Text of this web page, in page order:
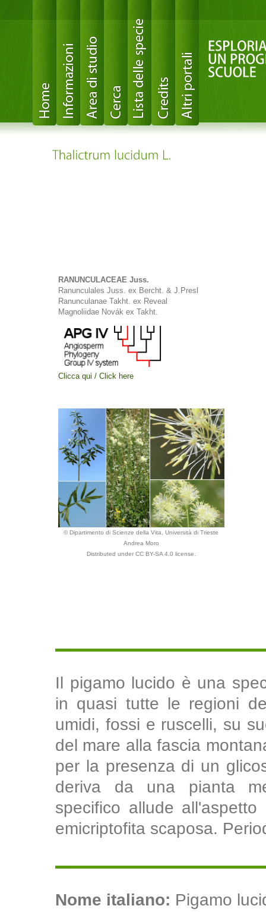
RANUNCULACEAE Juss.
Ranunculales Juss. ex Bercht. & J.Presl
Ranunculanae Takht. ex Reveal
Magnoliidae Novák ex Takht.
Clicca qui / Click here
© Dipartimento di Scienze della Vita, Università di Trieste
Andrea Moro
Distributed under CC BY-SA 4.0 license.
Il pigamo lucido è una
in quasi tutte le regioni
umidi, fossi e ruscelli, su
del mare alla fascia
per la presenza di un
deriva da una pianta
specifico allude
emicriptofita scaposa.
Nome italiano: Pigamo